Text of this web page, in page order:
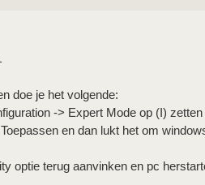
doe je het volgende:
-> Expert Mode op (I)
en dan lukt het om
optie terug aanvinken en pc